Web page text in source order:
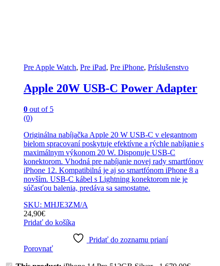
Pre Apple Watch, Pre iPad, Pre iPhone, Príslušenstvo
Apple 20W USB-C Power Adapter
0 out of 5
(0)
Originálna nabíjačka Apple 20 W USB-C v elegantnom
bielom spracovaní poskytuje efektívne a rýchle nabíjanie s
maximálnym výkonom 20 W. Disponuje USB-C
konektorom. Vhodná pre nabíjanie novej rady smartfónov
iPhone 12. Kompatibilná je aj so smartfónom iPhone 8 a
novším. USB-C kábel s Lightning konektorom nie je
súčasťou balenia, predáva sa samostatne.
SKU: MHJE3ZM/A
24,90€
Pridať do košíka
Pridať do zoznamu prianí
Porovnať